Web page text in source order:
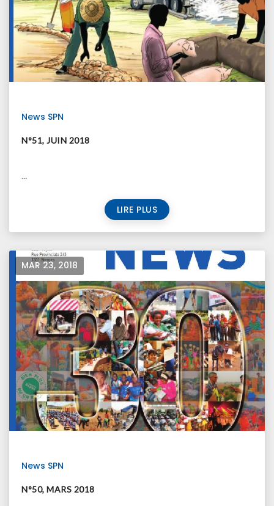
News SPN
N°51, JUIN 2018
LIRE PLUS
MAR 23, 2018
News SPN
N°50, MARS 2018